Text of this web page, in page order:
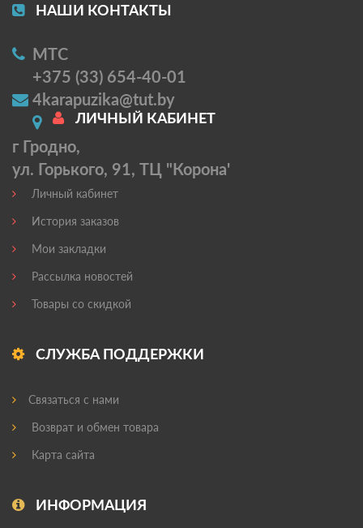
НАШИ КОНТАКТЫ
МТС
+375 (33) 654-40-01
4karapuzika@tut.by
г Гродно,
ул. Горького, 91, ТЦ "Корона'
ЛИЧНЫЙ КАБИНЕТ
Личный кабинет
История заказов
Мои закладки
Рассылка новостей
Товары со скидкой
СЛУЖБА ПОДДЕРЖКИ
Связаться с нами
Возврат и обмен товара
Карта сайта
ИНФОРМАЦИЯ